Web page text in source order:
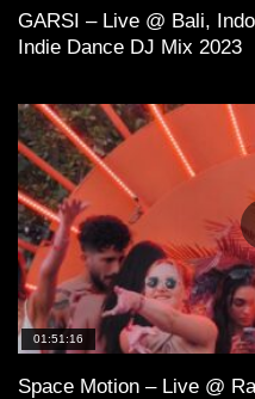
GARSI – Live @ Bali,
Indie Dance DJ Mix 2023
01:51:16
Space Motion – Live @